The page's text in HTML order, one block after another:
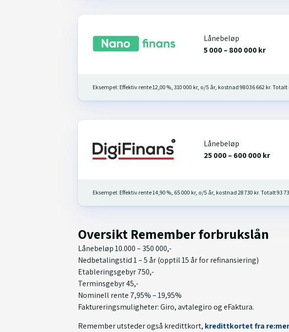
Lånebeløp
5 000 – 800 000 kr
Eksempel: Effektiv rente 12,00 %, 310 000 kr, o/5 år, kostnad 98 036 662 kr. Totalt
Lånebeløp
25 000 – 600 000 kr
Eksempel: Effektiv rente 14,90 %, 65 000 kr, o/5 år, kostnad 28 730 kr. Totalt 93
Oversikt Remember forbrukslån
Lånebeløp 10.000 – 350 000,-
Nedbetalingstid 1 – 5 år (opptil 15 år for refinansiering)
Etableringsgebyr 750,-
Terminsgebyr 45,-
Nominell rente 7,95% – 19,95%
Faktureringsmuligheter: Giro, avtalegiro og eFaktura.
Remember utsteder også kredittkort, kredittkortet fra